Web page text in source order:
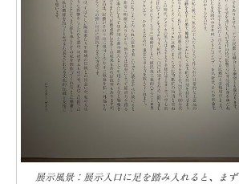
展示風景：展示入口に足を踏み入れると、ま